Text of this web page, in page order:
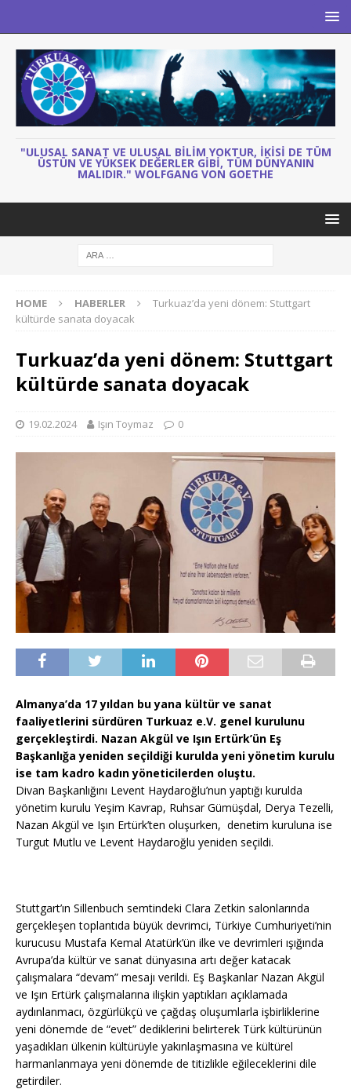
"ULUSAL SANAT VE ULUSAL BILIM YOKTUR, IKISI DE TÜM
ÜSTÜN VE YÜKSEK DEĞERLER GIBI, TÜM DÜNYANIN
MALIDIR." WOLFGANG VON GOETHE
HOME HABERLER
Turkuaz’da yeni dönem: Stuttgart
kültürde sanata doyacak
Turkuaz’da yeni dönem: Stuttgart
kültürde sanata doyacak
19.02.2024 Işın Toymaz 0
Almanya’da 17 yıldan bu yana kültür ve sanat
faaliyetlerini sürdüren Turkuaz e.V. genel kurulunu
gerçekleştirdi. Nazan Akgül ve Işın Ertürk’ün Eş
Başkanlığa yeniden seçildiği kurulda yeni yönetim kurulu
ise tam kadro kadın yöneticilerden oluştu.
Divan Başkanlığını Levent Haydaroğlu’nun yaptığı kurulda
yönetim kurulu Yeşim Kavrap, Ruhsar Gümüşdal, Derya Tezelli,
Nazan Akgül ve Işın Ertürk’ten oluşurken, denetim kuruluna ise
Turgut Mutlu ve Levent Haydaroğlu yeniden seçildi.
Stuttgart’ın Sillenbuch semtindeki Clara Zetkin salonlarında
gerçekleşen toplantıda büyük devrimci, Türkiye Cumhuriyeti’nin
kurucusu Mustafa Kemal Atatürk’ün ilke ve devrimleri ışığında
Avrupa’da kültür ve sanat dünyasına artı değer katacak
çalışmalara “devam” mesajı verildi. Eş Başkanlar Nazan Akgül
ve Işın Ertürk çalışmalarına ilişkin yaptıkları açıklamada
aydınlanmacı, özgürlükçü ve çağdaş oluşumlarla işbirliklerine
yeni dönemde de “evet” dediklerini belirterek Türk kültürünün
yaşadıkları ülkenin kültürüyle yakınlaşmasına ve kültürel
harmanlanmaya yeni dönemde de titizlikle eğileceklerini dile
getirdiler.